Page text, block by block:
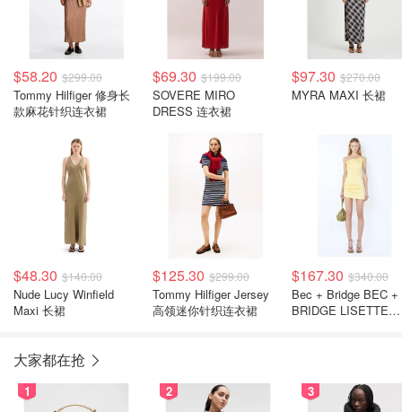
$58.20 $299.00
Tommy Hilfiger 修身长
款麻花针织连衣裙
$69.30 $199.00
SOVERE MIRO
DRESS 连衣裙
$97.30 $270.00
MYRA MAXI 长裙
$48.30 $140.00
Nude Lucy Winfield
Maxi 长裙
$125.30 $299.00
Tommy Hilfiger Jersey
高领迷你针织连衣裙
$167.30 $340.00
Bec + Bridge BEC +
BRIDGE LISETTE
大家都在抢
1 2 3